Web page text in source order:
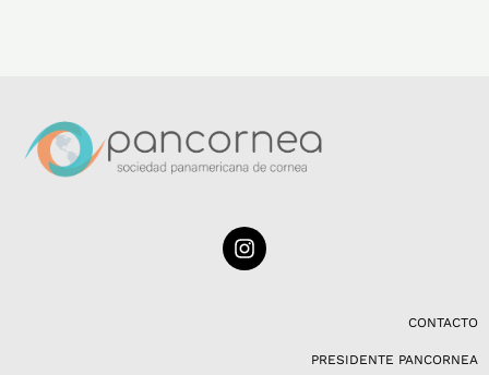
I
n
CONTACTO
PRESIDENTE PANCORNEA